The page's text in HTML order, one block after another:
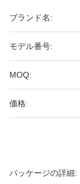
ブランド名:
モデル番号:
MOQ:
価格:
パッケージの詳細: